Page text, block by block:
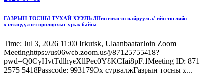
ГАЗРЫН ТОСНЫ ТУХАЙ ХУУЛЬ /Шинэчилсэн найруулга/-ийн төслийн
хэлэлцүүлэгт оролцохыг урьж байна
Time: Jul 3, 2026 11:00 Irkutsk, UlaanbaatarJoin Zoom
Meetinghttps://us06web.zoom.us/j/87125755418?
pwd=Q0OyHvtTdlhyeXllPec0Y8KCIai8pF.1Meeting ID: 871
2575 5418Passcode: 993179Эх сурвалжГазрын тосны х...